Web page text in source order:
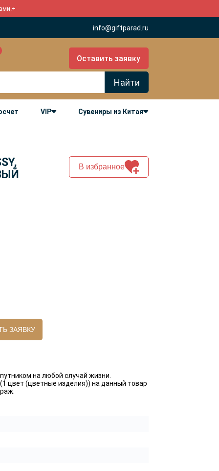
+
info@giftparad.ru
Найти
Оставить заявку
VIP Сувениры из Китая
В избранное
ЗАЯВКУ
на любой случай жизни.
цвет (цветные изделия)) на данный товар